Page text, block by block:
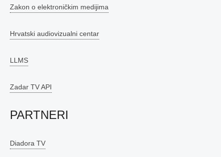
Zakon o elektroničkim medijima
Hrvatski audiovizualni centar
LLMS
Zadar TV API
PARTNERI
Diadora TV